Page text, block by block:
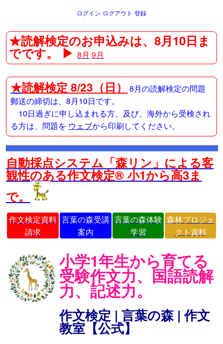
ログイン ログアウト 登録
★読解検定のお申込みは、8月10日ま
でです。 ▶8月 9月
★読解検定 8/23（日）
8月の読解検定の問題
郵送の締切は、8月10日です。
10日過ぎに申し込まれる方、及び、海外から受検され
る方は、問題を ウェブから印刷してください。
自動採点システム「森リン」による客
観性のある作文検定® 小1から高3ま
で。
作文検定資料
請求
言葉の森受講
案内
言葉の森体験
学習
森林プロジェ
クト資料
小学1年生から育てる
受験作文力、国語読解
力、記述力。
作文検定 | 言葉の森 | 作文
教室【公式】